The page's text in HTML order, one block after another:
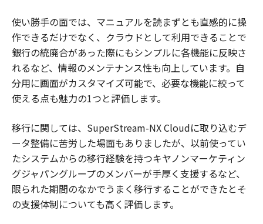
使い勝手の面では、マニュアルを読まずとも直感的に操
作できるだけでなく、クラウドとして利用できることで
銀行の統廃合があった際にもシンプルに各機能に反映さ
れるなど、情報のメンテナンス性も向上しています。自
分用に画面がカスタマイズ可能で、必要な機能に絞って
使える点も魅力の1つと評価します。
移行に関しては、SuperStream-NX Cloudに取り込むデ
ータ整備に苦労した場面もありましたが、以前使ってい
たシステムからの移行経験を持つキヤノンマーケティン
グジャパングループのメンバーが手厚く支援するなど、
限られた期間のなかでうまく移行することができたとそ
の支援体制についても高く評価します。